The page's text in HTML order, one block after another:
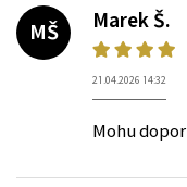
MŠ
Marek Š.
21.04.2026 14:32
Mohu